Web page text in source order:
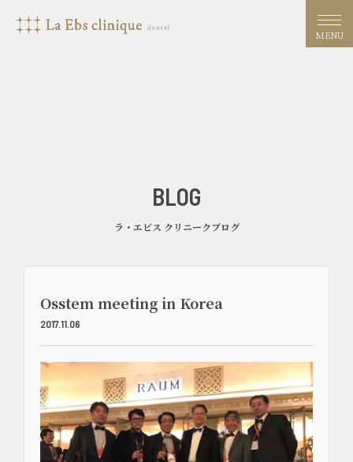
MENU
BLOG
ラ・エビス クリニークブログ
Osstem meeting in Korea
2017.11.06